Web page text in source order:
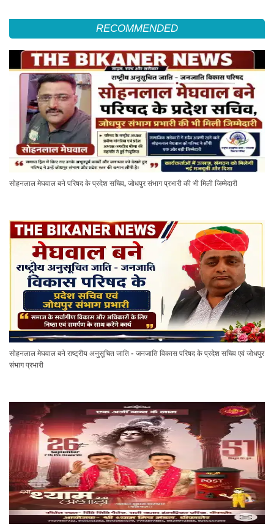
RECOMMENDED
सोहनलाल मेघवाल बने परिषद के प्रदेश सचिव, जोधपुर संभाग प्रभारी की भी मिली जिम्मेदारी
सोहनलाल मेघवाल बने राष्ट्रीय अनुसूचित जाति - जनजाति विकास परिषद के प्रदेश सचिव एवं जोधपुर
संभाग प्रभारी